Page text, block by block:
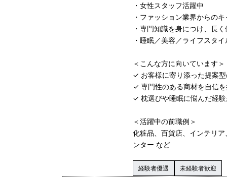
・女性スタッフ活躍中
・ファッション業界からの
・専門知識を身につけ、長
・睡眠／美容／ライフスタ
＜こんな方に向いています＞
✓ お客様に寄り添った提案
✓ 専門性のある商材を自信
✓ 枕選びや睡眠に悩んだ経
＜活躍中の前職例＞
化粧品、百貨店、インテリ
ンター など
経験者優遇 未経験者歓迎